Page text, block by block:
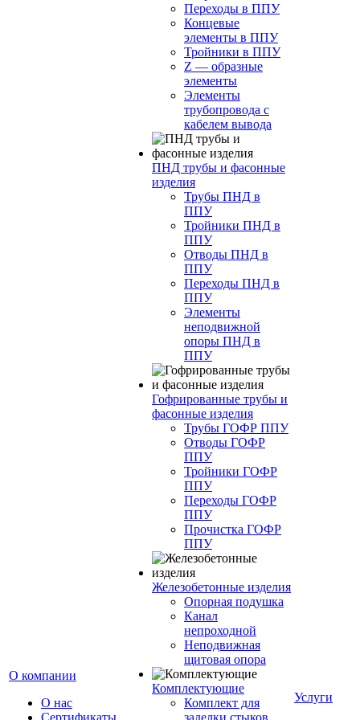
О компании
О нас
Сертификаты
Переходы в ППУ
Концевые
элементы в ППУ
Тройники в ППУ
Z — образные
элементы
Элементы
трубопровода с
кабелем вывода
ПНД трубы и фасонные
изделия
Трубы ПНД в
ППУ
Тройники ПНД в
ППУ
Отводы ПНД в
ППУ
Переходы ПНД в
ППУ
Элементы
неподвижной
опоры ПНД в
ППУ
Гофрированные трубы и
фасонные изделия
Трубы ГОФР ППУ
Отводы ГОФР
ППУ
Тройники ГОФР
ППУ
Переходы ГОФР
ППУ
Прочистка ГОФР
ППУ
Железобетонные изделия
Опорная подушка
Канал
непроходной
Неподвижная
щитовая опора
Комплектующие
Комплект для
заделки стыков
Услуги